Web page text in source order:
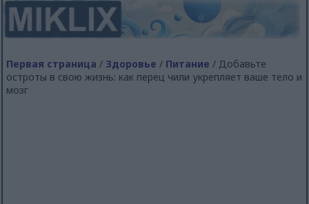
Первая страница / Здоровье / Питание / Добавьте
остроты в свою жизнь: как перец чили укрепляет ваше тело и
мозг